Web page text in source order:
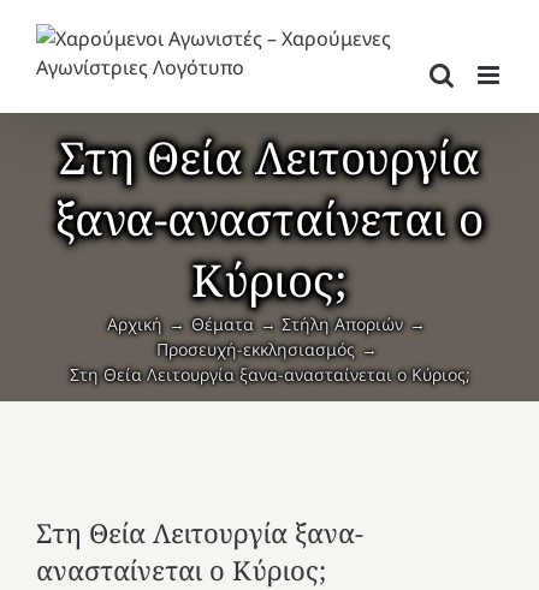
περιεχόμενο
Στη Θεία Λειτουργία
ξανα-ανασταίνεται ο
Κύριος;
Αρχική Θέματα
Στήλη Αποριών
Προσευχή-εκκλησιασμός
Στη Θεία Λειτουργία ξανα-ανασταίνεται ο Κύριος;
Στη Θεία Λειτουργία ξανα-
ανασταίνεται ο Κύριος;